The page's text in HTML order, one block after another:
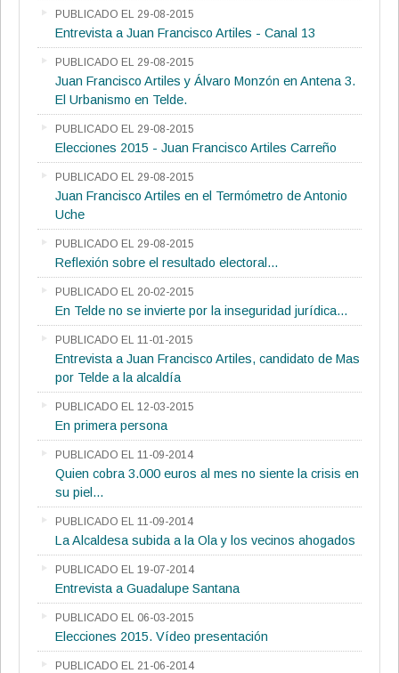
PUBLICADO EL 29-08-2015
Entrevista a Juan Francisco Artiles - Canal 13
PUBLICADO EL 29-08-2015
Juan Francisco Artiles y Álvaro Monzón en Antena 3.
El Urbanismo en Telde.
PUBLICADO EL 29-08-2015
Elecciones 2015 - Juan Francisco Artiles Carreño
PUBLICADO EL 29-08-2015
Juan Francisco Artiles en el Termómetro de Antonio
Uche
PUBLICADO EL 29-08-2015
Reflexión sobre el resultado electoral...
PUBLICADO EL 20-02-2015
En Telde no se invierte por la inseguridad jurídica...
PUBLICADO EL 11-01-2015
Entrevista a Juan Francisco Artiles, candidato de Mas
por Telde a la alcaldía
PUBLICADO EL 12-03-2015
En primera persona
PUBLICADO EL 11-09-2014
Quien cobra 3.000 euros al mes no siente la crisis en
su piel...
PUBLICADO EL 11-09-2014
La Alcaldesa subida a la Ola y los vecinos ahogados
PUBLICADO EL 19-07-2014
Entrevista a Guadalupe Santana
PUBLICADO EL 06-03-2015
Elecciones 2015. Vídeo presentación
PUBLICADO EL 21-06-2014